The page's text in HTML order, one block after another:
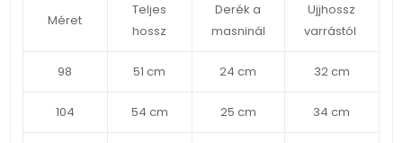
Méret
Teljes
hossz
Derék a
masninál
Ujjhossz
varrástól
98 51 cm 24 cm 32 cm
104 54 cm 25 cm 34 cm